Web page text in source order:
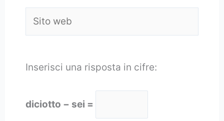
web
Inserisci una risposta in cifre:
diciotto − sei =